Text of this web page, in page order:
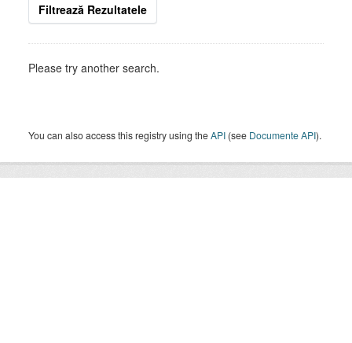
Filtrează Rezultatele
Please try another search.
You can also access this registry using theAPI (see Documente API).